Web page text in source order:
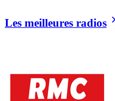
Les meilleures radios